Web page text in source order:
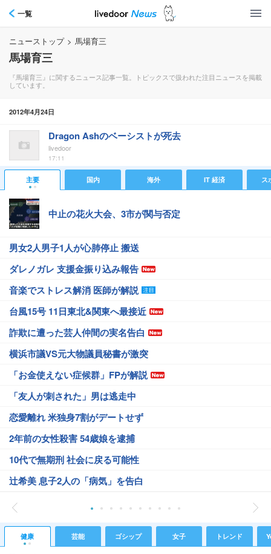
一覧
ニューストップ > 馬場育三
馬場育三
『馬場育三』に関するニュース記事一覧。トピックスで扱われた注目ニュースを掲載
しています。
2012年4月24日
Dragon Ashのベーシストが死去
livedoor
17:11
主要 国内 海外 IT 経済 ス
中止の花火大会、3市が関与否定
男女2人男子1人が心肺停止 搬送
ダレノガレ 支援金振り込み報告
音楽でストレス解消 医師が解説
台風15号 11日東北&関東へ最接近
詐欺に遭った芸人仲間の実名告白
横浜市議VS元大物議員秘書が激突
「お金使えない症候群」FPが解説
「友人が刺された」男は逃走中
恋愛離れ 米独身7割がデートせず
2年前の女性殺害 54歳娘を逮捕
10代で無期刑 社会に戻る可能性
辻希美 息子2人の「病気」を告白
健康 芸能 ゴシップ 女子 トレンド